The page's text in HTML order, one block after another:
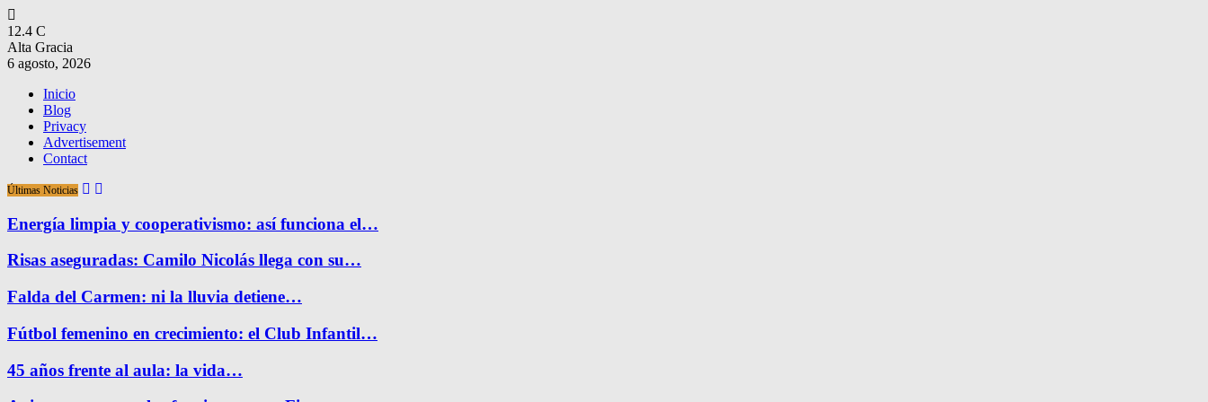
12.4 C
Alta Gracia
6 agosto, 2026
Inicio
Blog
Privacy
Advertisement
Contact
Últimas Noticias
Energía limpia y cooperativismo: así funciona el…
Risas aseguradas: Camilo Nicolás llega con su…
Falda del Carmen: ni la lluvia detiene…
Fútbol femenino en crecimiento: el Club Infantil…
45 años frente al aula: la vida…